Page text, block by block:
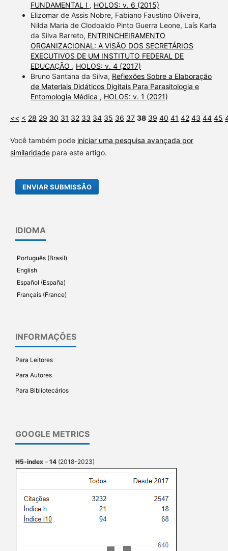
FUNDAMENTAL I , HOLOS: v. 6 (2015)
Elizomar de Assis Nobre, Fabiano Faustino Oliveira,
Nilda Maria de Clodoaldo Pinto Guerra Leone, Laís Karla
da Silva Barreto, ENTRINCHEIRAMENTO
ORGANIZACIONAL: A VISÃO DOS SECRETÁRIOS
EXECUTIVOS DE UM INSTITUTO FEDERAL DE
EDUCAÇÃO , HOLOS: v. 4 (2017)
Bruno Santana da Silva, Reflexões Sobre a Elaboração
de Materiais Didáticos Digitais Para Parasitologia e
Entomologia Médica , HOLOS: v. 1 (2021)
<< < 28 29 30 31 32 33 34 35 36 37 38 39 40 41 42 43 44 45
Você também pode iniciar uma pesquisa avançada por
similaridadepara este artigo.
ENVIAR SUBMISSÃO
IDIOMA
Português (Brasil)
English
Español (España)
Français (France)
INFORMAÇÕES
Para Leitores
Para Autores
Para Bibliotecários
GOOGLE METRICS
H5-index – 14 (2018-2023)